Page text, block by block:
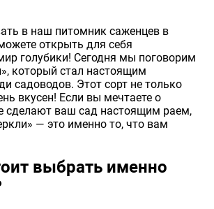
в наш питомник саженцев в
открыть для себя
голубики! Сегодня мы поговорим
который стал настоящим
садоводов. Этот сорт не только
вкусен! Если вы мечтаете о
сделают ваш сад настоящим раем,
— это именно то, что вам
выбрать именно